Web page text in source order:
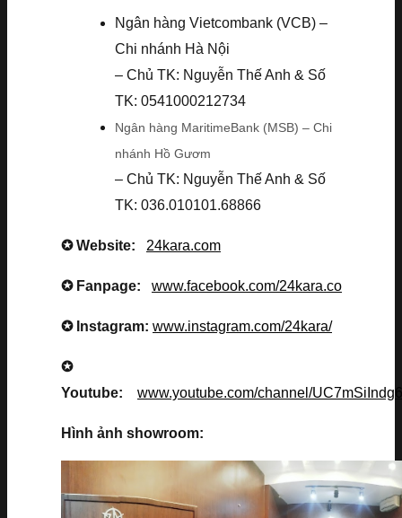
Ngân hàng Vietcombank (VCB) –
Chi nhánh Hà Nội
– Chủ TK: Nguyễn Thế Anh & Số
TK: 0541000212734
Ngân hàng MaritimeBank (MSB) – Chi
nhánh Hồ Gươm
– Chủ TK: Nguyễn Thế Anh & Số
TK: 036.010101.68866
✪ Website: 24kara.com
✪ Fanpage: www.facebook.com/24kara.co
✪ Instagram: www.instagram.com/24kara/
✪
Youtube: www.youtube.com/channel/
Hình ảnh showroom: